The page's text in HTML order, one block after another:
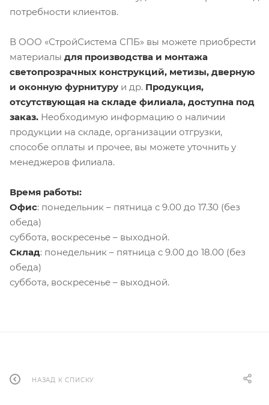
потребности клиентов.
В ООО «СтройСистема СПБ» вы можете приобрести
материалы для производства и монтажа
светопрозрачных конструкций, метизы, дверную
и оконную фурнитуру и др. Продукция,
отсутствующая на складе филиала, доступна под
заказ. Необходимую информацию о наличии
продукции на складе, организации отгрузки,
способе оплаты и прочее, вы можете уточнить у
менеджеров филиала.
Время работы:
Офис: понедельник – пятница с 9.00 до 17.30 (без
обеда)
суббота, воскресенье – выходной.
Склад: понедельник – пятница с 9.00 до 18.00 (без
обеда)
суббота, воскресенье – выходной.
НАЗАД К СПИСКУ